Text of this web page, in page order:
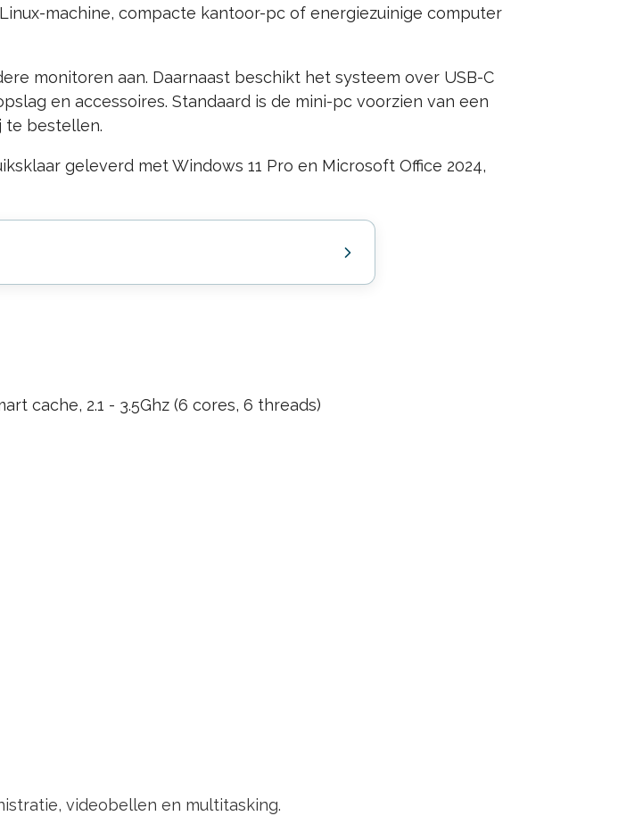
machine, compacte kantoor-pc of energiezuinige computer
monitoren aan. Daarnaast beschikt het systeem over USB-C
en accessoires. Standaard is de mini-pc voorzien van een
te bestellen.
geleverd met Windows 11 Pro en Microsoft Office 2024,
cache, 2.1 - 3.5Ghz (6 cores, 6 threads)
videobellen en multitasking.